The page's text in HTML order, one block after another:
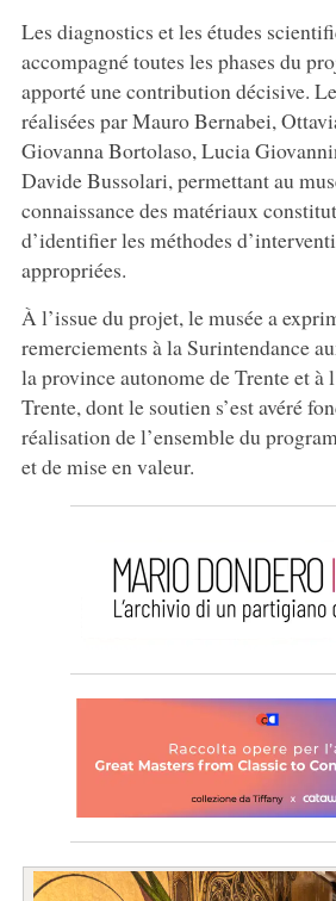
Les diagnostics et les études
accompagné toutes les phases du
apporté une contribution décisive.
réalisées par Mauro Bernabei,
Giovanna Bortolaso, Lucia
Davide Bussolari, permettant au
connaissance des matériaux
d’identifier les méthodes
appropriées.
À l’issue du projet, le musée a
remerciements à la Surintendance
la province autonome de Trente et à
Trente, dont le soutien s’est avéré
réalisation de l’ensemble du
et de mise en valeur.